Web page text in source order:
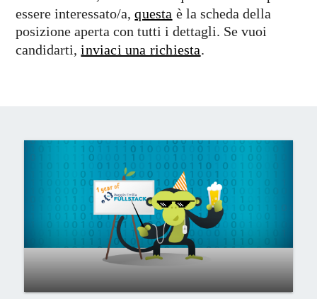
essere interessato/a,questa è la scheda della
posizione aperta con tutti i dettagli. Se vuoi
candidarti,inviaci una richiesta.